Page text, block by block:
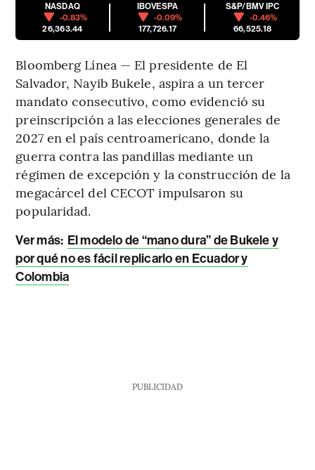
NASDAQ
-0.83%
26,363.44
IBOVESPA
-0.09%
177,726.17
S&P/BMV IPC
-0.46%
66,525.18
Bloomberg Línea — El presidente de El
Salvador, Nayib Bukele, aspira a un tercer
mandato consecutivo, como evidenció su
preinscripción a las elecciones generales de
2027 en el país centroamericano, donde la
guerra contra las pandillas mediante un
régimen de excepción y la construcción de la
megacárcel del CECOT impulsaron su
popularidad.
Ver más: El modelo de “mano dura” de Bukele y
por qué no es fácil replicarlo en Ecuador y
Colombia
PUBLICIDAD